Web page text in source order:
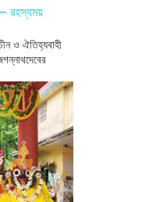
— রহস্যময়
ও ঐতিহ্যবাহী